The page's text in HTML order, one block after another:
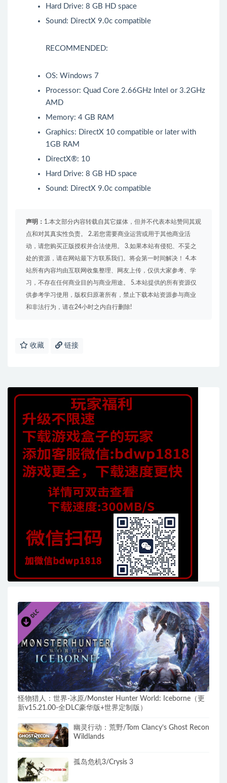
Hard Drive: 8 GB HD space
Sound: DirectX 9.0c compatible
RECOMMENDED:
OS: Windows 7
Processor: Quad Core 2.66GHz Intel or 3.2GHz
AMD
Memory: 4 GB RAM
Graphics: DirectX 10 compatible or later with
1GB RAM
DirectX®: 10
Hard Drive: 8 GB HD space
Sound: DirectX 9.0c compatible
声明： 1.本文部分内容转载自其它媒体，但并不代表本站赞同其观
点和对其真实性负责。 2.若您需要商业运营或用于其他商业活
动，请您购买正版授权并合法使用。 3.如果本站有侵犯、不妥之
处的资源，请在网站最下方联系我们。将会第一时间解决！ 4.本
站所有内容均由互联网收集整理、网友上传，仅供大家参考、学
习，不存在任何商业目的与商业用途。 5.本站提供的所有资源仅
供参考学习使用，版权归原著所有，禁止下载本站资源参与商业
和非法行为，请在24小时之内自行删除!
收藏 链接
怪物猎人：世界-冰原/Monster Hunter World: Iceborne（更
新v15.21.00-全DLC豪华版+世界定制版）
幽灵行动：荒野/Tom Clancy’s Ghost Recon
Wildlands
孤岛危机3/Crysis 3